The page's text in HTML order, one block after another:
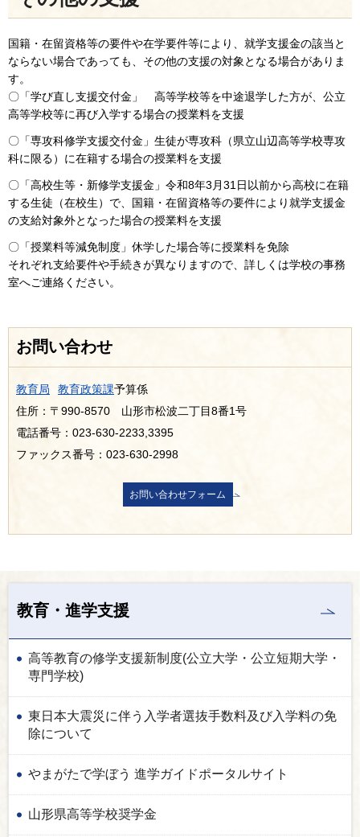
国籍・在留資格等の要件や在学要件等により、就学支援金の該当と
ならない場合であっても、その他の支援の対象となる場合がありま
す。
〇「学び直し支援交付金」 高等学校等を中途退学した方が、公立
高等学校等に再び入学する場合の授業料を支援
〇「専攻科修学支援交付金」生徒が専攻科（県立山辺高等学校専攻
科に限る）に在籍する場合の授業料を支援
〇「高校生等・新修学支援金」令和8年3月31日以前から高校に在籍
する生徒（在校生）で、国籍・在留資格等の要件により就学支援金
の支給対象外となった場合の授業料を支援
〇「授業料等減免制度」休学した場合等に授業料を免除
それぞれ支給要件や手続きが異なりますので、詳しくは学校の事務
室へご連絡ください。
お問い合わせ
教育局 教育政策課予算係
住所：〒990-8570 山形市松波二丁目8番1号
電話番号：023-630-2233,3395
ファックス番号：023-630-2998
教育・進学支援
高等教育の修学支援新制度(公立大学・公立短期大学・
専門学校)
東日本大震災に伴う入学者選抜手数料及び入学料の免
除について
やまがたで学ぼう 進学ガイドポータルサイト
山形県高等学校奨学金